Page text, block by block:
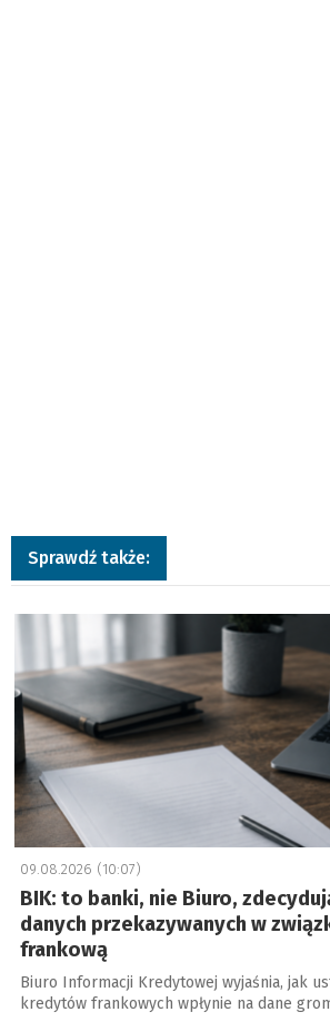
Sprawdź także:
a
09.08.2026 (10:07)
BIK: to banki, nie Biuro,
danych przekazywanych w
frankową
Biuro Informacji Kredytowej wyjaśnia, jak
kredytów frankowych wpłynie na dane